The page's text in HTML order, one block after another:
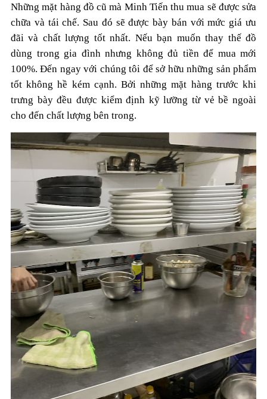
Những mặt hàng đồ cũ mà Minh Tiến thu mua sẽ được sửa
chữa và tái chế. Sau đó sẽ được bày bán với mức giá ưu
đãi và chất lượng tốt nhất. Nếu bạn muốn thay thế đồ
dùng trong gia đình nhưng không đủ tiền để mua mới
100%. Đến ngay với chúng tôi để sở hữu những sản phẩm
tốt không hề kém cạnh. Bởi những mặt hàng trước khi
trưng bày đều được kiểm định kỹ lưỡng từ vẻ bề ngoài
cho đến chất lượng bên trong.